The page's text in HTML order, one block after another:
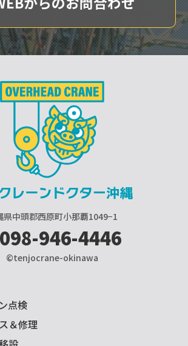
県中頭郡西原町小那覇1049−1
098-946-4446
©tenjocrane-okinawa
点検
＆修理